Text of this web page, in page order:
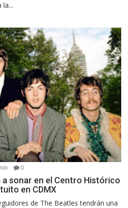
0
sonar en el Centro Histórico
en CDMX
de The Beatles tendrán una